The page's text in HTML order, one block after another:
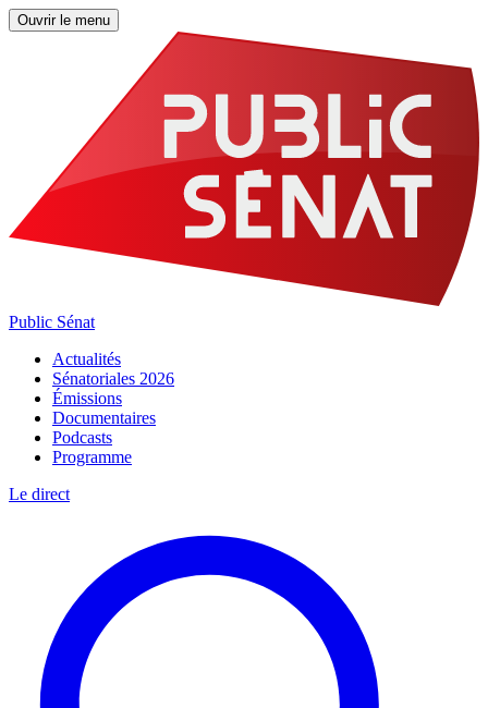
Ouvrir le menu
Public Sénat
Actualités
Sénatoriales 2026
Émissions
Documentaires
Podcasts
Programme
Le direct